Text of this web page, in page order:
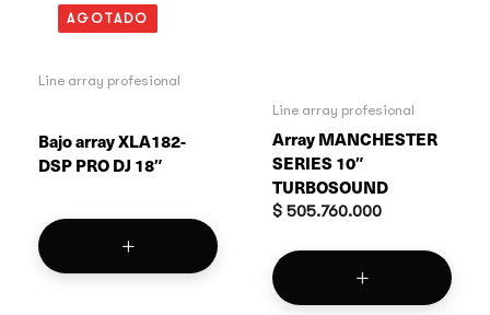
AGOTADO
Line array profesional
Bajo array XLA182-
DSP PRO DJ 18″
Line array profesional
Array MANCHESTER
SERIES 10″
TURBOSOUND
$ 505.760.000